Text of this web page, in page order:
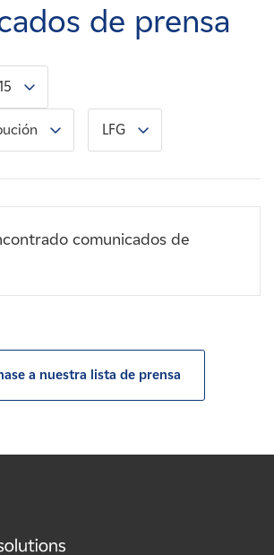
de prensa
LFG
comunicados de
a nuestra lista de prensa